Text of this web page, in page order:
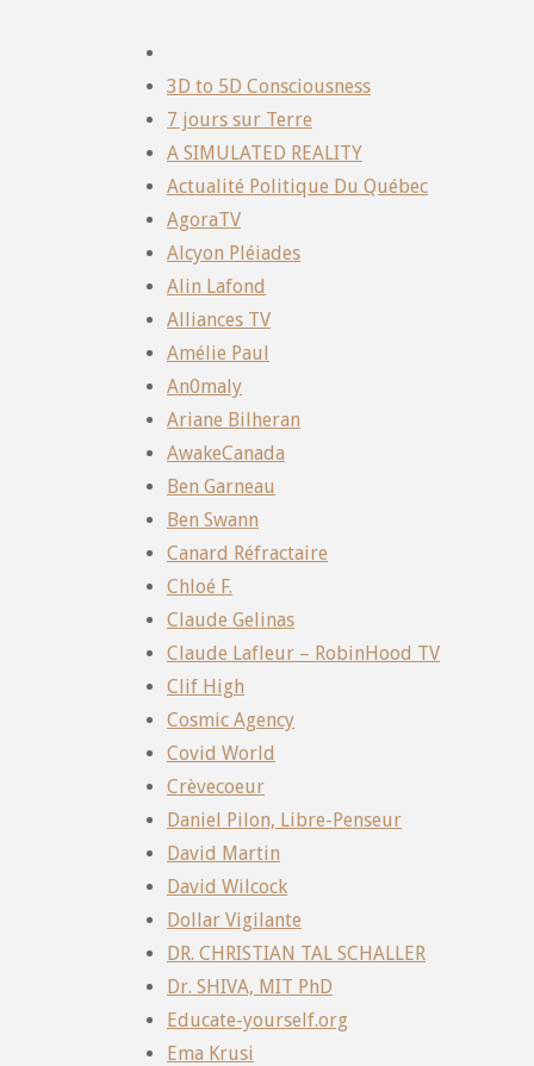
3D to 5D Consciousness
7 jours sur Terre
A SIMULATED REALITY
Actualité Politique Du Québec
AgoraTV
Alcyon Pléiades
Alin Lafond
Alliances TV
Amélie Paul
An0maly
Ariane Bilheran
AwakeCanada
Ben Garneau
Ben Swann
Canard Réfractaire
Chloé F.
Claude Gelinas
Claude Lafleur – RobinHood TV
Clif High
Cosmic Agency
Covid World
Crèvecoeur
Daniel Pilon, Libre-Penseur
David Martin
David Wilcock
Dollar Vigilante
DR. CHRISTIAN TAL SCHALLER
Dr. SHIVA, MIT PhD
Educate-yourself.org
Ema Krusi